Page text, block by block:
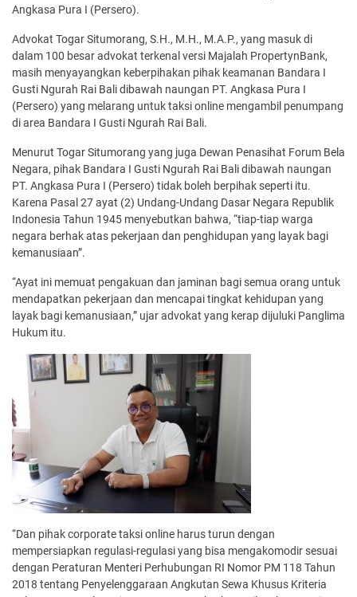
Angkasa Pura I (Persero).
Advokat Togar Situmorang, S.H., M.H., M.A.P., yang masuk di
dalam 100 besar advokat terkenal versi Majalah PropertynBank,
masih menyayangkan keberpihakan pihak keamanan Bandara I
Gusti Ngurah Rai Bali dibawah naungan PT. Angkasa Pura I
(Persero) yang melarang untuk taksi online mengambil penumpang
di area Bandara I Gusti Ngurah Rai Bali.
Menurut Togar Situmorang yang juga Dewan Penasihat Forum Bela
Negara, pihak Bandara I Gusti Ngurah Rai Bali dibawah naungan
PT. Angkasa Pura I (Persero) tidak boleh berpihak seperti itu.
Karena Pasal 27 ayat (2) Undang-Undang Dasar Negara Republik
Indonesia Tahun 1945 menyebutkan bahwa, “tiap-tiap warga
negara berhak atas pekerjaan dan penghidupan yang layak bagi
kemanusiaan”.
“Ayat ini memuat pengakuan dan jaminan bagi semua orang untuk
mendapatkan pekerjaan dan mencapai tingkat kehidupan yang
layak bagi kemanusiaan,” ujar advokat yang kerap dijuluki Panglima
Hukum itu.
“Dan pihak corporate taksi online harus turun dengan
mempersiapkan regulasi-regulasi yang bisa mengakomodir sesuai
dengan Peraturan Menteri Perhubungan RI Nomor PM 118 Tahun
2018 tentang Penyelenggaraan Angkutan Sewa Khusus Kriteria